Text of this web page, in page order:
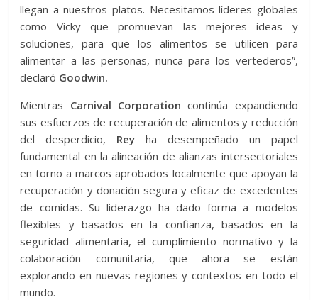
llegan a nuestros platos. Necesitamos líderes globales
como Vicky que promuevan las mejores ideas y
soluciones, para que los alimentos se utilicen para
alimentar a las personas, nunca para los vertederos”,
declaró Goodwin.
Mientras Carnival Corporation continúa expandiendo
sus esfuerzos de recuperación de alimentos y reducción
del desperdicio, Rey ha desempeñado un papel
fundamental en la alineación de alianzas intersectoriales
en torno a marcos aprobados localmente que apoyan la
recuperación y donación segura y eficaz de excedentes
de comidas. Su liderazgo ha dado forma a modelos
flexibles y basados en la confianza, basados en la
seguridad alimentaria, el cumplimiento normativo y la
colaboración comunitaria, que ahora se están
explorando en nuevas regiones y contextos en todo el
mundo.